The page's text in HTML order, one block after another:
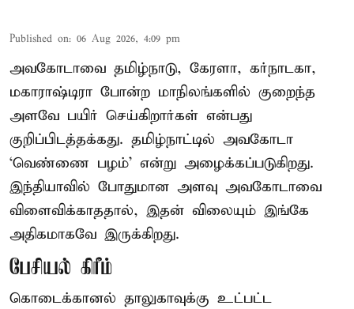
Published on: 06 Aug 2026, 4:09 pm
அவகோடாவை தமிழ்நாடு, கேரளா, கர்நாடகா,
மகாராஷ்டிரா போன்ற மாநிலங்களில் குறைந்த
அளவே பயிர் செய்கிறார்கள் என்பது
குறிப்பிடத்தக்கது. தமிழ்நாட்டில் அவகோடா
‘வெண்ணை பழம்’ என்று அழைக்கப்படுகிறது.
இந்தியாவில் போதுமான அளவு அவகோடாவை
விளைவிக்காததால், இதன் விலையும் இங்கே
அதிகமாகவே இருக்கிறது.
பேசியல் கிரீம்
கொடைக்கானல் தாலுகாவுக்கு உட்பட்ட